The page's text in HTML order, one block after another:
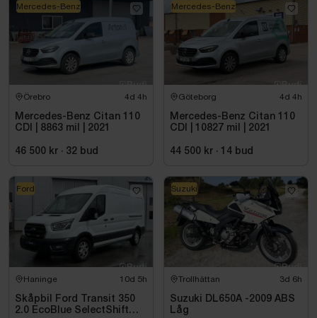
Örebro 4d 4h
Mercedes-Benz Citan 110
CDI | 8863 mil | 2021
46 500 kr · 32 bud
Mercedes-Benz
Göteborg 4d 4h
Mercedes-Benz Citan 110
CDI | 10827 mil | 2021
44 500 kr · 14 bud
Mercedes-Benz
Haninge 10d 5h
Skåpbil Ford Transit 350
2.0 EcoBlue SelectShift
Ford
Trollhättan 3d 6h
Suzuki DL650A -2009 ABS
Låg
Suzuki